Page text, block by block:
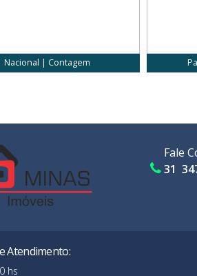
Nacional | Contagem
Fale
31
Atendimento:
hs